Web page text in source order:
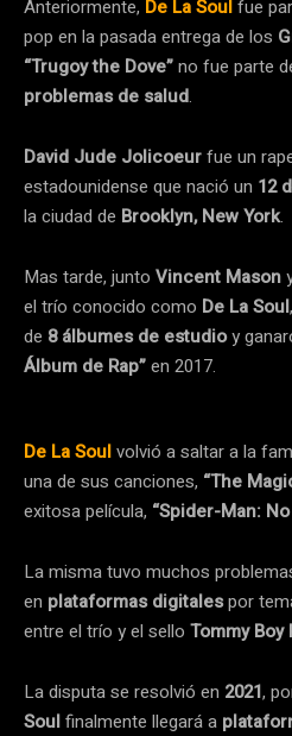
Anteriormente, De La Soulfue
pop en la pasada entrega de los
“Trugoy the Dove”no fue parte
problemas de salud.
David Jude Jolicoeurfue un
estadounidense que nació un 12
la ciudad de Brooklyn, New York.
Mas tarde, junto Vincent Mason
el trío conocido como De La Soul
de 8 álbumes de estudioy
Álbum de Rap”en 2017.
De La Soulvolvió a saltar a la
una de sus canciones, “The
exitosa película, “Spider-Man:
La misma tuvo muchos
en plataformas digitalespor
entre el trío y el sello Tommy
La disputa se resolvió en 2021,
Soulfinalmente llegará a